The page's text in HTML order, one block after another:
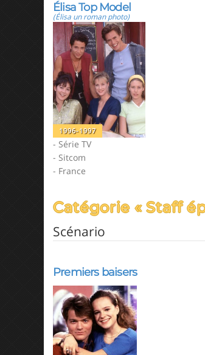
Élisa Top Model
(Élisa un roman photo)
1996-1997
- Série TV
- Sitcom
- France
Catégorie « Staff
Scénario
Premiers baisers